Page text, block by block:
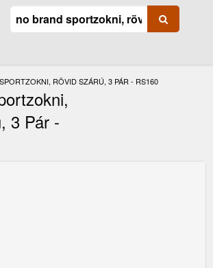
RÖVID SZÁRÚ, 3 PÁR - RS160
3 Pár -